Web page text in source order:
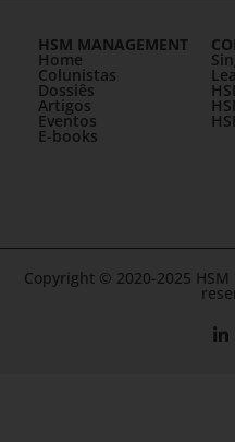
HSM MANAGEMENT
Home
Colunistas
Dossiês
Artigos
Eventos
E-books
Copyright © 2020-2025